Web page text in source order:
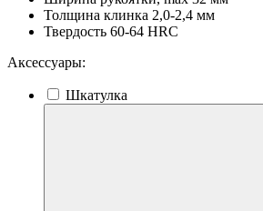
Толщина клинка 2,0-2,4 мм
Твердость 60-64 HRC
Аксессуары:
Шкатулка